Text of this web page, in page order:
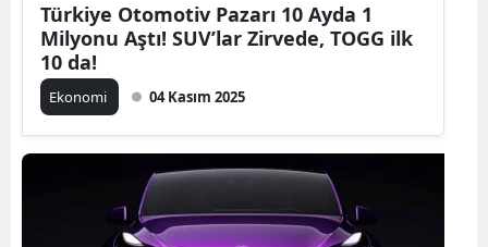
Türkiye Otomotiv Pazarı 10 Ayda 1
Milyonu Aştı! SUV’lar Zirvede, TOGG ilk
10 da!
Ekonomi 04 Kasım 2025